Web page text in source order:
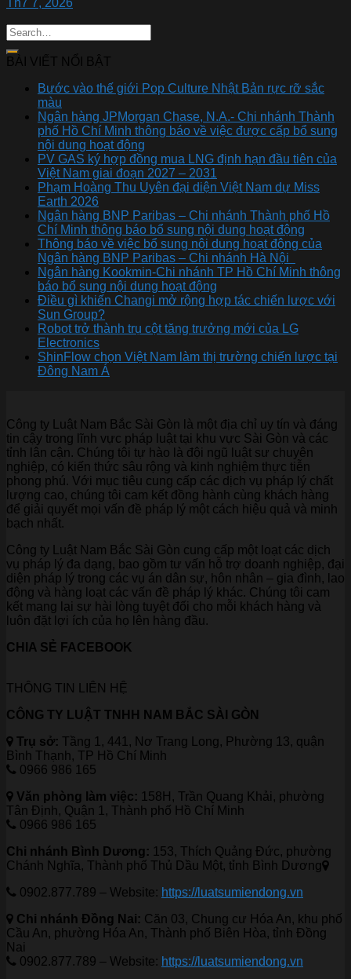
Th7 7, 2026
BÀI VIẾT NỔI BẬT
Bước vào thế giới Pop Culture Nhật Bản rực rỡ sắc
màu
Ngân hàng JPMorgan Chase, N.A.- Chi nhánh Thành
phố Hồ Chí Minh thông báo về việc được cấp bổ sung
nội dung hoạt động
PV GAS ký hợp đồng mua LNG định hạn đầu tiên của
Việt Nam giai đoạn 2027 – 2031
Phạm Hoàng Thu Uyên đại diện Việt Nam dự Miss
Earth 2026
Ngân hàng BNP Paribas – Chi nhánh Thành phố Hồ
Chí Minh thông báo bổ sung nội dung hoạt động
Thông báo về việc bổ sung nội dung hoạt động của
Ngân hàng BNP Paribas – Chi nhánh Hà Nội
Ngân hàng Kookmin-Chi nhánh TP Hồ Chí Minh thông
báo bổ sung nội dung hoạt động
Điều gì khiến Changi mở rộng hợp tác chiến lược với
Sun Group?
Robot trở thành trụ cột tăng trưởng mới của LG
Electronics
ShinFlow chọn Việt Nam làm thị trường chiến lược tại
Đông Nam Á
Công ty Luật Nam Bắc Sài Gòn là một địa chỉ uy tín và đáng
tin cậy trong lĩnh vực pháp luật tại khu vực Sài Gòn và các
tỉnh lân cận. Chúng tôi tự hào là đội ngũ luật sư chuyên
nghiệp, có kiến thức sâu rộng và kinh nghiệm thực tiễn
phong phú. Với mục tiêu cung cấp các dịch vụ pháp lý chất
lượng cao, chúng tôi cam kết đồng hành cùng khách hàng
để giải quyết mọi vấn đề pháp lý một cách hiệu quả và minh
bạch nhất.
Công ty Luật Nam Bắc Sài Gòn cung cấp một loạt các dịch
vụ pháp lý đa dạng, bao gồm tư vấn hỗ trợ doanh nghiệp, đại
diện pháp lý trong các vụ án dân sự, hôn nhân – gia đình, lao
động và hàng loạt các vấn đề pháp lý khác. Chúng tôi cam
kết mang lại sự hài lòng tuyệt đối cho mỗi khách hàng và
luôn đặt lợi ích của họ lên hàng đầu.
CHIA SẺ FACEBOOK
THÔNG TIN LIÊN HỆ
CÔNG TY LUẬT TNHH NAM BẮC SÀI GÒN
Trụ sở: Tầng 1, 441, Nơ Trang Long, Phường 13, quận
Bình Thạnh, TP Hồ Chí Minh
0966 986 165
Văn phòng làm việc: 158H, Trần Quang Khải, phường
Tân Định, Quận 1, Thành phố Hồ Chí Minh
0966 986 165
Chi nhánh Bình Dương: 153, Thích Quảng Đức, phường
Chánh Nghĩa, Thành phố Thủ Dầu Một, tỉnh Bình Dương
0902.877.789 – Website: https://luatsumiendong.vn
Chi nhánh Đồng Nai: Căn 03, Chung cư Hóa An, khu phố
Cầu An, phường Hóa An, Thành phố Biên Hòa, tỉnh Đồng
Nai
0902.877.789 – Website: https://luatsumiendong.vn